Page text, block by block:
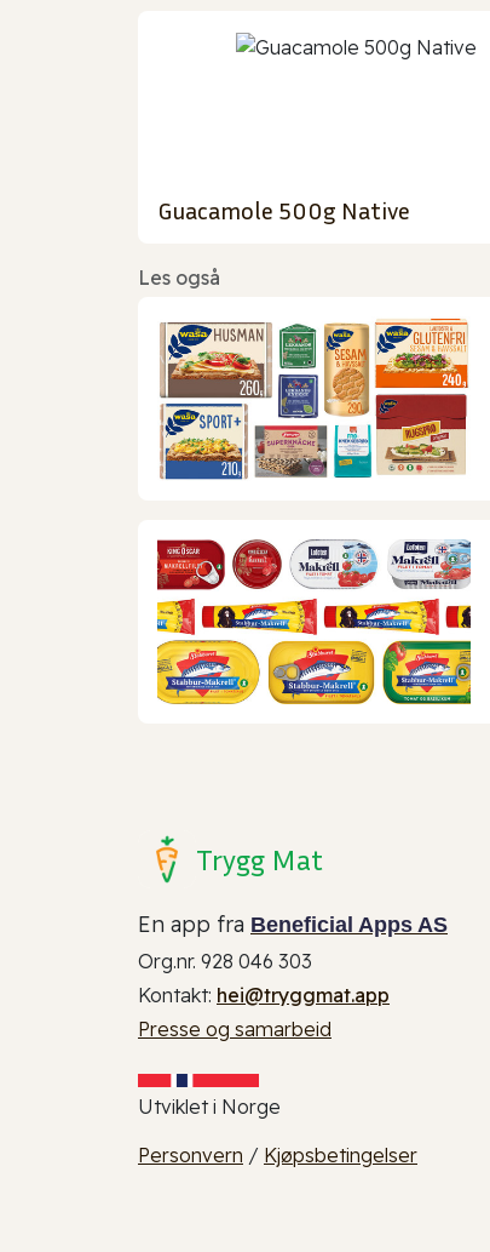
Guacamole 500g Native
Les også
Trygg Mat
En app fra Beneficial Apps AS
Org.nr. 928 046 303
Kontakt: hei@tryggmat.app
Presse og samarbeid
Utviklet i Norge
Personvern / Kjøpsbetingelser